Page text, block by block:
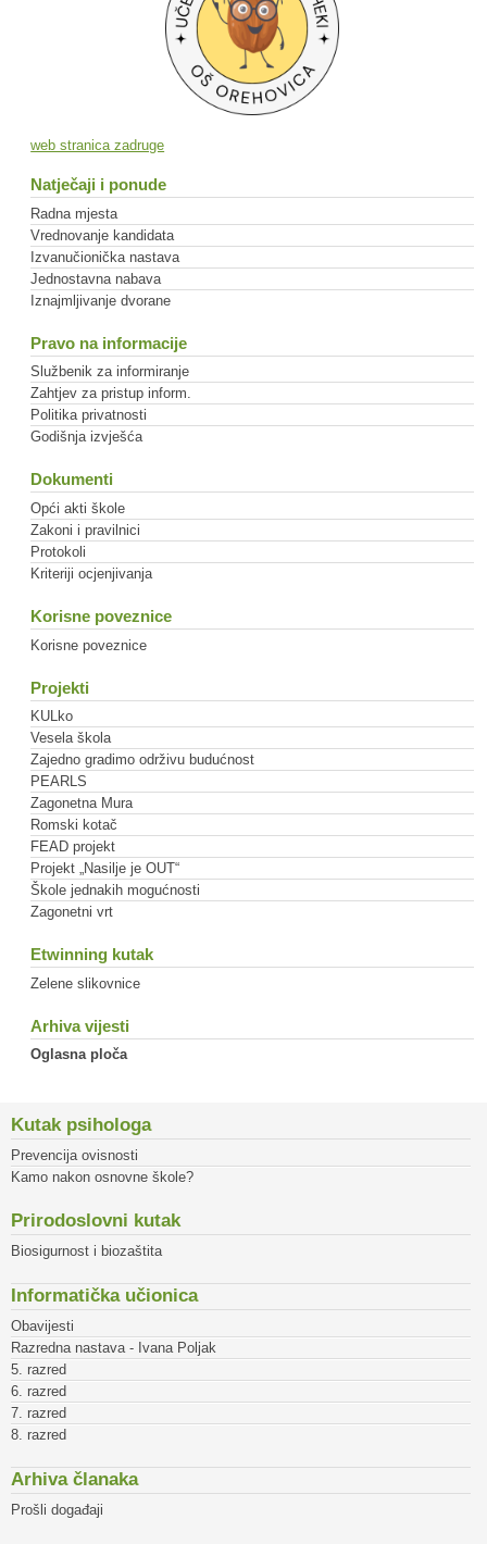
web stranica zadruge
Natječaji i ponude
Radna mjesta
Vrednovanje kandidata
Izvanučionička nastava
Jednostavna nabava
Iznajmljivanje dvorane
Pravo na informacije
Službenik za informiranje
Zahtjev za pristup inform.
Politika privatnosti
Godišnja izvješća
Dokumenti
Opći akti škole
Zakoni i pravilnici
Protokoli
Kriteriji ocjenjivanja
Korisne poveznice
Korisne poveznice
Projekti
KULko
Vesela škola
Zajedno gradimo održivu budućnost
PEARLS
Zagonetna Mura
Romski kotač
FEAD projekt
Projekt „Nasilje je OUT“
Škole jednakih mogućnosti
Zagonetni vrt
Etwinning kutak
Zelene slikovnice
Arhiva vijesti
Oglasna ploča
Kutak psihologa
Prevencija ovisnosti
Kamo nakon osnovne škole?
Prirodoslovni kutak
Biosigurnost i biozaštita
Informatička učionica
Obavijesti
Razredna nastava - Ivana Poljak
5. razred
6. razred
7. razred
8. razred
Arhiva članaka
Prošli događaji